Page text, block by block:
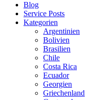
Blog
Service Posts
Kategorien
Argentinien
Bolivien
Brasilien
Chile
Costa Rica
Ecuador
Georgien
Griechenland